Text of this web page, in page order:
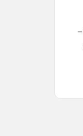
يالينك T54W + DD10K –